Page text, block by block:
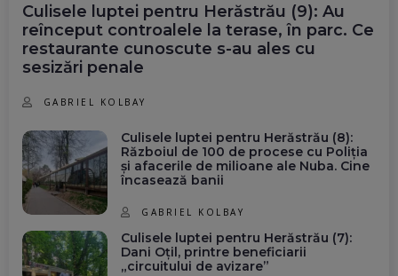
Culisele luptei pentru Herăstrău (9): Au
reînceput controalele la terase, în parc. Ce
restaurante cunoscute s-au ales cu
sesizări penale
GABRIEL KOLBAY
Culisele luptei pentru Herăstrău (8):
Războiul de 100 de procese cu Poliția
și afacerile de milioane ale Nuba. Cine
încasează banii
GABRIEL KOLBAY
Culisele luptei pentru Herăstrău (7):
Dani Oțil, printre beneficiarii
„circuitului de avizare”